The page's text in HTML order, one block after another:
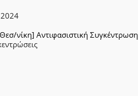
νίκη] Αντιφασιστική Συγκέντρωση